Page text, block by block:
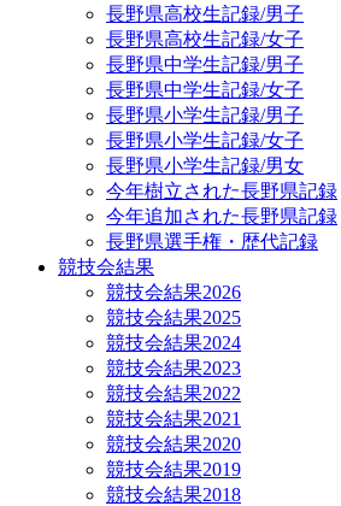
長野県高校生記録/男子
長野県高校生記録/女子
長野県中学生記録/男子
長野県中学生記録/女子
長野県小学生記録/男子
長野県小学生記録/女子
長野県小学生記録/男女
今年樹立された長野県記録
今年追加された長野県記録
長野県選手権・歴代記録
競技会結果
競技会結果2026
競技会結果2025
競技会結果2024
競技会結果2023
競技会結果2022
競技会結果2021
競技会結果2020
競技会結果2019
競技会結果2018